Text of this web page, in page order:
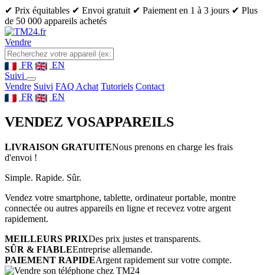
✔ Prix équitables ✔ Envoi gratuit ✔ Paiement en 1 à 3 jours ✔ Plus
de 50 000 appareils achetés
Vendre
FR
EN
Suivi
Vendre Suivi FAQ Achat Tutoriels Contact
FR
EN
VENDEZ VOSAPPAREILS
LIVRAISON GRATUITENous prenons en charge les frais
d'envoi !
Simple. Rapide. Sûr.
Vendez votre smartphone, tablette, ordinateur portable, montre
connectée ou autres appareils en ligne et recevez votre argent
rapidement.
MEILLEURS PRIXDes prix justes et transparents.
SÛR & FIABLEEntreprise allemande.
PAIEMENT RAPIDEArgent rapidement sur votre compte.